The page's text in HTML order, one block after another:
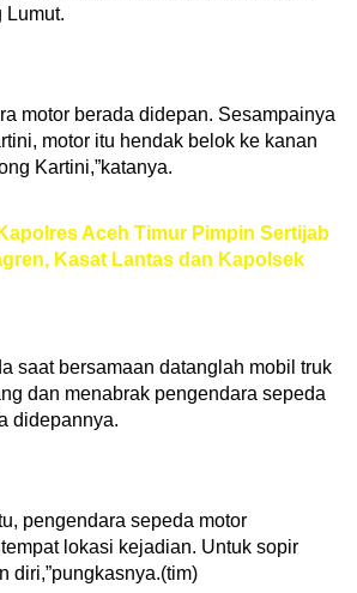
Lumut.
motor berada didepan. Sesampainya
motor itu hendak belok ke kanan
Kartini,”katanya.
Kapolres Aceh Timur Pimpin Sertijab
Kasat Lantas dan Kapolsek
saat bersamaan datanglah mobil truk
dan menabrak pengendara sepeda
didepannya.
pengendara sepeda motor
lokasi kejadian. Untuk sopir
diri,”pungkasnya.(tim)